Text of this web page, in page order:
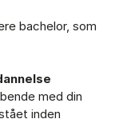
bachelor, som
med din
inden